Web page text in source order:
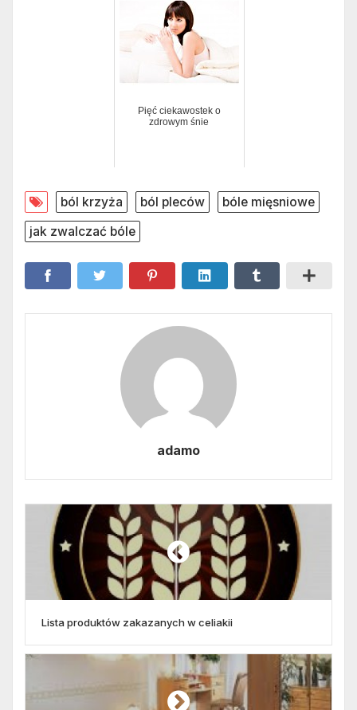
Pięć ciekawostek o
zdrowym śnie
ból krzyża ból pleców
bóle mięsniowe
jak zwalczać bóle
adamo
Lista produktów zakazanych w celiakii